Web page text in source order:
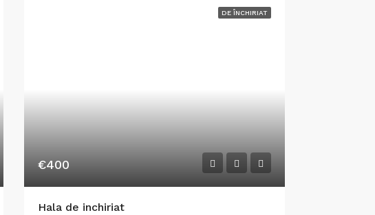
DE ÎNCHIRIAT
€400
Hala de inchiriat